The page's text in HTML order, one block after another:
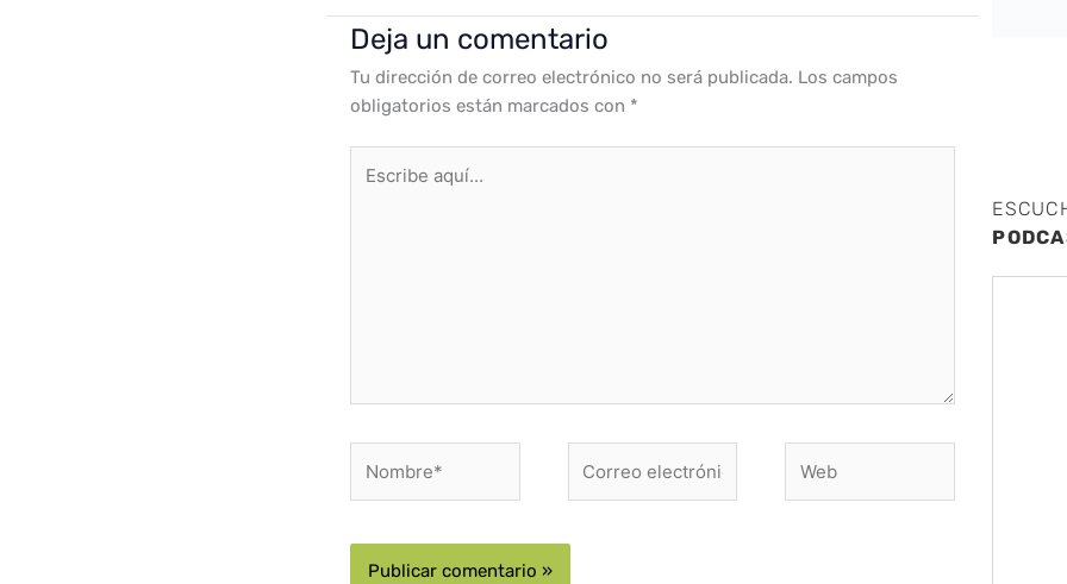
Deja un comentario
Tu dirección de correo electrónico no será publicada. Los campos
obligatorios están marcados con *
aquí...
electrónico*